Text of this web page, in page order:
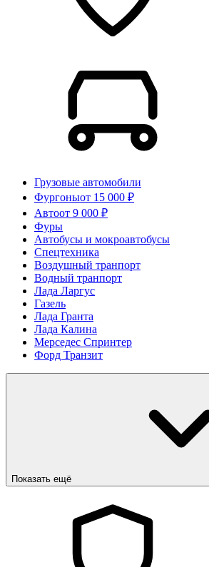
Грузовые автомобили
Фургоныот 15 000 ₽
Автоот 9 000 ₽
Фуры
Автобусы и мокроавтобусы
Спецтехника
Воздушный транпорт
Водный транпорт
Лада Ларгус
Газель
Лада Гранта
Лада Калина
Мерседес Спринтер
Форд Транзит
Показать ещё